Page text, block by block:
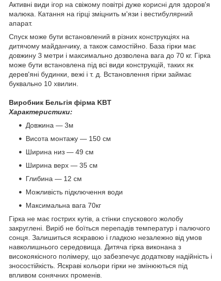
Активні види ігор на свіжому повітрі дуже корисні для здоров'я
малюка. Катання на гірці зміцнить м'язи і вестибулярний
апарат.
Спуск може бути встановлений в різних конструкціях на
дитячому майданчику, а також самостійно. База гірки має
довжину 3 метри і максимально дозволена вага до 70 кг. Гірка
може бути встановлена під всі види конструкцій, таких як
дерев'яні будинки, вежі і т. д. Встановлення гірки займає
буквально 10 хвилин.
Виробник Бельгія фірма KBT
Характеристики:
Довжина ― 3м
Висота монтажу ― 150 см
Ширина низ ― 49 см
Ширина верх ― 35 см
Глибина ― 12 см
Можливість підключення води
Максимальна вага 70кг
Гірка не має гострих кутів, а стінки спускового жолобу
закруглені. Виріб не боїться перепадів температур і палючого
сонця. Залишиться яскравою і гладкою незалежно від умов
навколишнього середовища. Дитяча гірка виконана з
високоякісного полімеру, що забезпечує додаткову надійність і
зносостійкість. Яскраві кольори гірки не змінюються під
впливом сонячних променів.